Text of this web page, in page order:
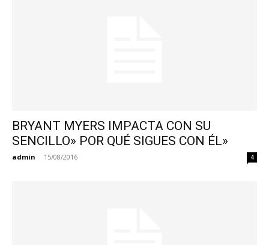
BRYANT MYERS IMPACTA CON SU
SENCILLO» POR QUÉ SIGUES CON ÉL»
admin - 15/08/2016 4